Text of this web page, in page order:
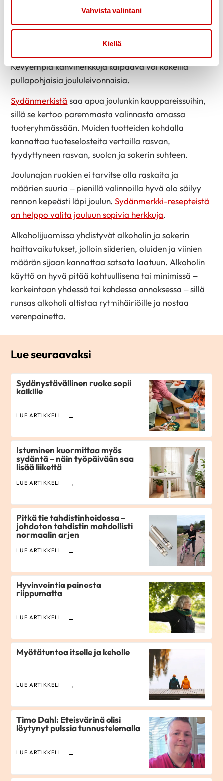
Vahvista valintani
Kiellä
Vaihtamalla ruoanlaitossa voi ja kerma
Jouluherkuissa kannattaa satsata määrän sijaan
Kevyempiä kahviherkkuja kaipaava voi kokeilla
pullapohjaisia joululeivonnaisia.
Sydänmerkistä saa apua joulunkin kauppareissuihin,
sillä se kertoo paremmasta valinnasta omassa
tuoteryhmässään. Muiden tuotteiden kohdalla
kannattaa tuoteselosteita vertailla rasvan,
tyydyttyneen rasvan, suolan ja sokerin suhteen.
Joulunajan ruokien ei tarvitse olla raskaita ja
määrien suuria – pienillä valinnoilla hyvä olo säilyy
rennon kepeästi läpi joulun.Sydänmerkki-resepteistä
on helppo valita jouluun sopivia herkkuja.
Alkoholijuomissa yhdistyvät alkoholin ja sokerin
haittavaikutukset, jolloin siiderien, oluiden ja viinien
määrän sijaan kannattaa satsata laatuun. Alkoholin
käyttö on hyvä pitää kohtuullisena tai minimissä –
korkeintaan yhdessä tai kahdessa annoksessa – sillä
runsas alkoholi altistaa rytmihäiriöille ja nostaa
verenpainetta.
Lue seuraavaksi
Sydänystävällinen ruoka sopii
kaikille
LUE ARTIKKELI
Istuminen kuormittaa myös
sydäntä – näin työpäivään saa
lisää liikettä
LUE ARTIKKELI
Pitkä tie tahdistinhoidossa –
johdoton tahdistin mahdollisti
normaalin arjen
LUE ARTIKKELI
Hyvinvointia painosta
riippumatta
LUE ARTIKKELI
Myötätuntoa itselle ja keholle
LUE ARTIKKELI
Timo Dahl: Eteisvärinä olisi
löytynyt pulssia tunnustelemalla
LUE ARTIKKELI